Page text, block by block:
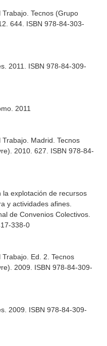
Tecnos (Grupo
644. ISBN 978-84-303-
2011. ISBN 978-84-309-
2011
Madrid. Tecnos
2010. 627. ISBN 978-84-
la explotación de recursos
y actividades afines.
de Convenios Colectivos.
338-0
Ed. 2. Tecnos
2009. ISBN 978-84-309-
2009. ISBN 978-84-309-